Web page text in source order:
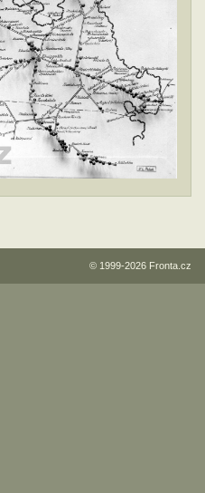
© 1999-2026 Fronta.cz